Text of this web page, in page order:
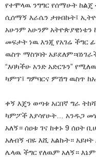
የተሞላዉ ንግግር የሰማሁት
ሲሰማኝ እራሴን ታዘብኩት፤
አሁንም አሁንም አትዮጵያዊነቴን
መፍታት ነዉ እንጂ የአገሬ ችግር
ዉስጥ ማስገባት
“እባካችሁ አንድ አድርጉን”
ካምፕ፤ ግምባርና ምሽግ ዉስጥ
ቀኝ እጄን ወጣቱ አርበኛ ግራ
ካምፖች እያሳየሁት… አንዱጋ
አለኝ። ሰዐቱ ገና ከቀኑ 9 ሰዐት
አለብኝ ብዬ እሺ አልኩት። አይዞት
ሌላዉ ችግር የለዉም አለኝ። እኔም